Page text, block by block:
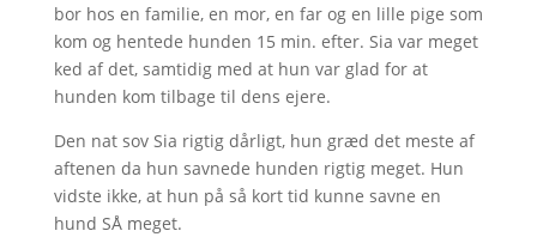
bor hos en familie, en mor, en far og en lille pige som
kom og hentede hunden 15 min. efter. Sia var meget
ked af det, samtidig med at hun var glad for at
hunden kom tilbage til dens ejere.
Den nat sov Sia rigtig dårligt, hun græd det meste af
aftenen da hun savnede hunden rigtig meget. Hun
vidste ikke, at hun på så kort tid kunne savne en
hund SÅ meget.